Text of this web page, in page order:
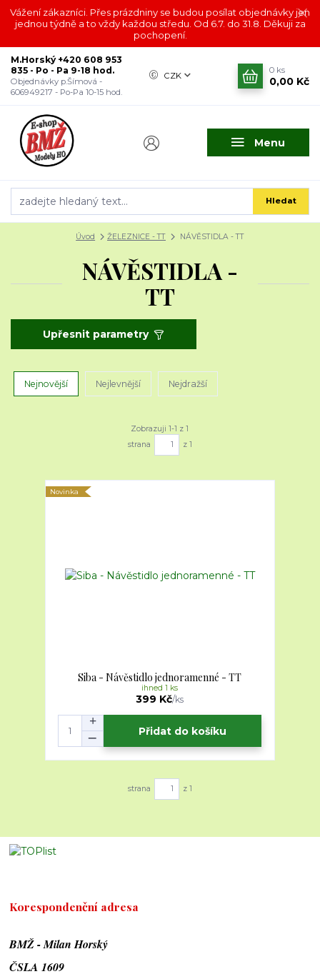
Vážení zákazníci. Přes prázdniny se budou posílat objednávky jen
jednou týdně a to vždy každou středu. Od 6.7. do 31.8. Děkuji za
pochopení.
Menu
CZK
Hledat
M.Horský +420 608 953
835 - Po - Pa 9-18 hod.
Objednávky p.Šímová -
606949217 - Po-Pa 10-15 hod.
0 ks
0,00 Kč
Úvod ŽELEZNICE - TT NÁVĚSTIDLA - TT
NÁVĚSTIDLA -
TT
Upřesnit parametry
Nejnovější Nejlevnější Nejdražší
Zobrazuji 1-1 z 1
strana
z 1
Novinka
Siba - Návěstidlo jednoramenné - TT
399 Kč/ks
ihned 1 ks
Přidat do košíku
strana z 1
Korespondenční adresa
BMŽ - Milan Horský
ČSLA 1609